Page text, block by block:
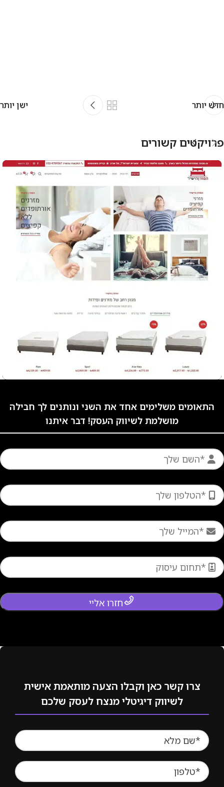
חדש יותר ישן יותר
פרויקטים קשורים
המזרן הישיר
התאומים משלימים אחד את השני ונותנים לך חבילה
מושלמת לשיווק העסק! דבר איתנו
חזרו אליי
צרו קשר כאן וקבלו הצעה מותאמת אישית
לשיווק דיגיטלי מנצח לעסק שלכם